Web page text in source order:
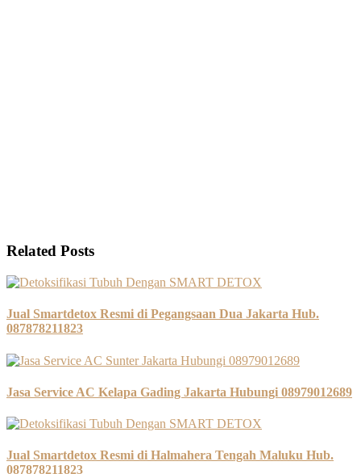
Related Posts
Jual Smartdetox Resmi di Pegangsaan Dua Jakarta Hub.
087878211823
Jasa Service AC Kelapa Gading Jakarta Hubungi 08979012689
Jual Smartdetox Resmi di Halmahera Tengah Maluku Hub.
087878211823